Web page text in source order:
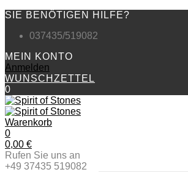
SIE BENÖTIGEN HILFE?
037435/519082
MEIN KONTO
Anmelden
WUNSCHZETTEL
0
Warenkorb
0
0,00 €
Rufen Sie uns an
+49 37435 519082